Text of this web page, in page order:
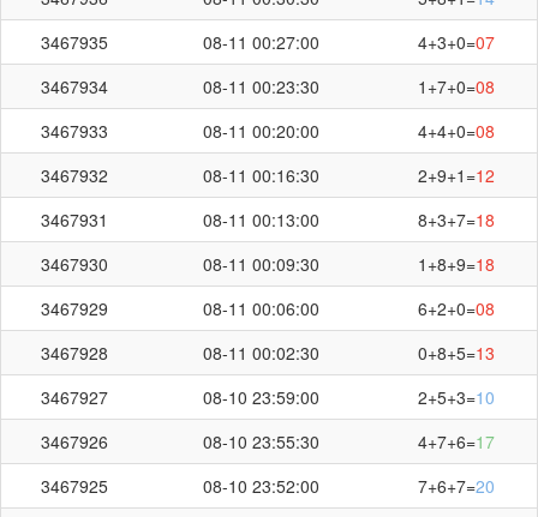
3467935
08-11 00:27:00 4+3+0=07
3467934
08-11 00:23:30 1+7+0=08
3467933
08-11 00:20:00 4+4+0=08
3467932
08-11 00:16:30 2+9+1=12
3467931
08-11 00:13:00 8+3+7=18
3467930
08-11 00:09:30 1+8+9=18
3467929
08-11 00:06:00 6+2+0=08
3467928
08-11 00:02:30 0+8+5=13
3467927
08-10 23:59:00 2+5+3=10
3467926
08-10 23:55:30 4+7+6=17
3467925
08-10 23:52:00 7+6+7=20